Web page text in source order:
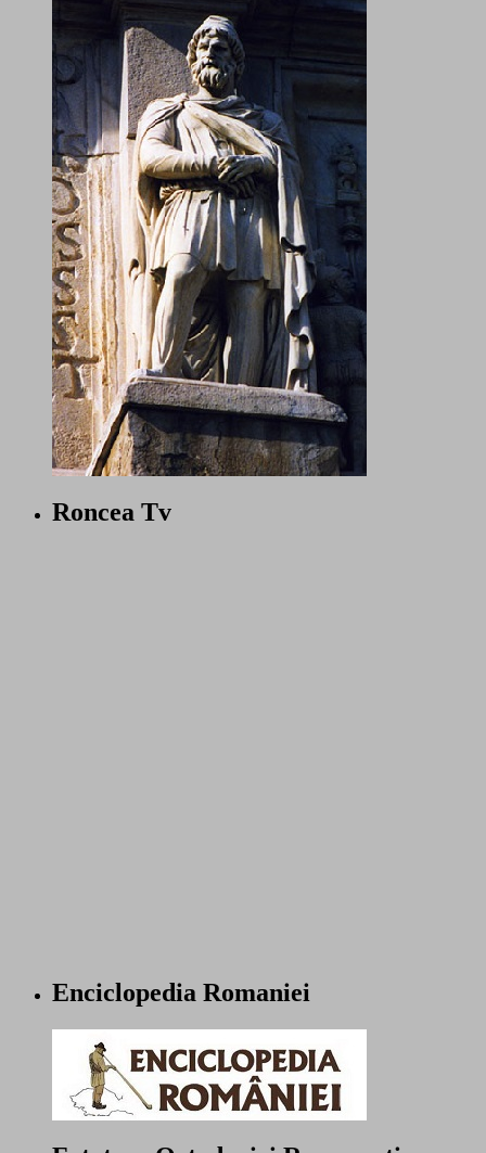
Roncea Tv
Enciclopedia Romaniei